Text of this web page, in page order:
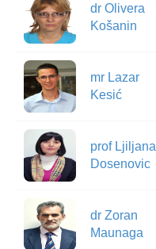
dr Olivera
Košanin
mr Lazar
Kesić
prof Ljiljana
Dosenovic
dr Zoran
Maunaga